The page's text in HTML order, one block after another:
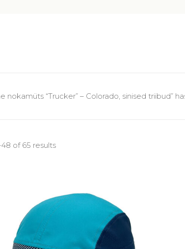
nokamüts “Trucker” – Colorado, sinised triibud”
of 65 results